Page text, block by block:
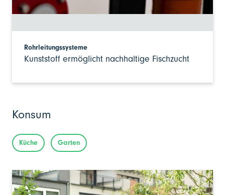
Rohrleitungssysteme
Kunststoff ermöglicht nachhaltige Fischzucht
Konsum
Küche Garten